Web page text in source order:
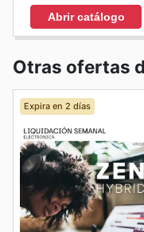
Abrir catálogo
Otras ofertas
Expira en 2 días